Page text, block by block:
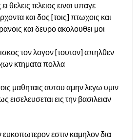
θελεις τελειος ειναι υπαγε
και δος [τοις] πτωχοις και
και δευρο ακολουθει μοι
τον λογον [τουτον] απηλθεν
κτηματα πολλα
μαθηταις αυτου αμην λεγω υμιν
εισελευσεται εις την βασιλειαν
ευκοπωτερον εστιν καμηλον δια